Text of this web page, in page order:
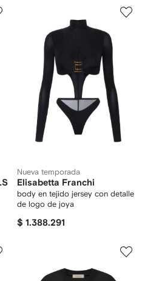
Nueva temporada
Elisabetta Franchi
body en tejido jersey con detalle
de logo de joya
$ 1.388.291